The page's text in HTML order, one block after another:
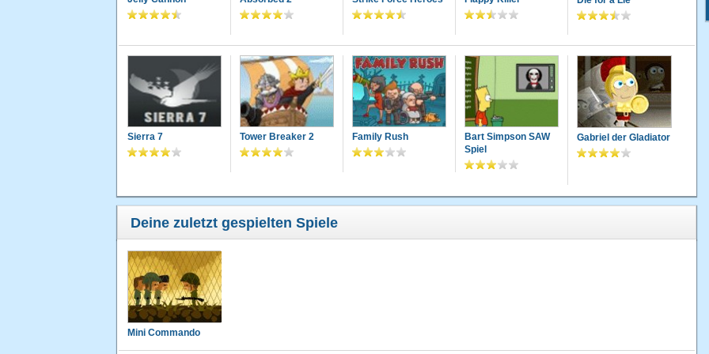
Sierra 7 Tower Breaker 2 Family Rush
Bart Simpson SAW
Spiel
Gabriel der Gladiator
Deine zuletzt gespielten Spiele
Mini Commando